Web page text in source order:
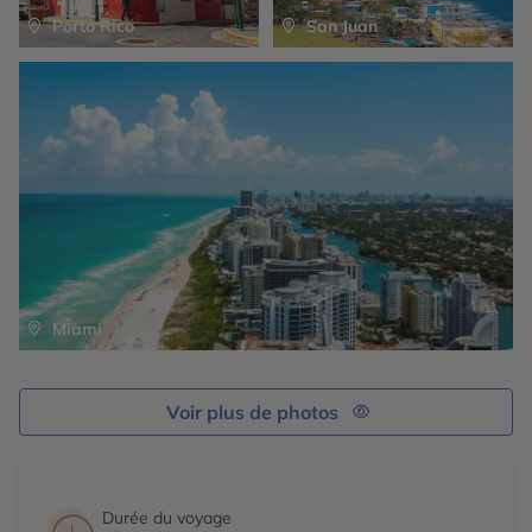
Miami
Porto Rico San Juan
Voir plus de photos
Durée du voyage